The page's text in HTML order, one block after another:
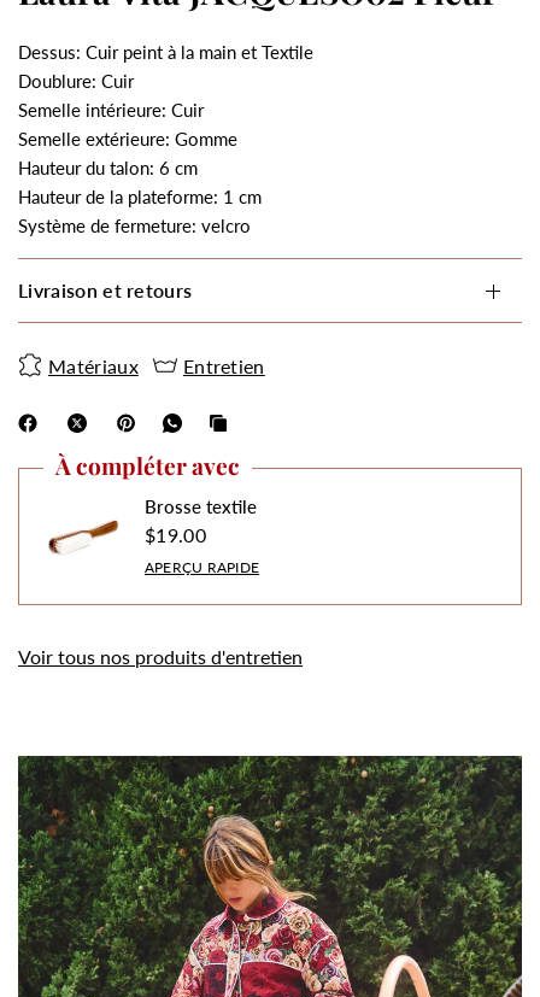
Dessus: Cuir peint à la main et Textile
Doublure: Cuir
Semelle intérieure: Cuir
Semelle extérieure: Gomme
Hauteur du talon: 6 cm
Hauteur de la plateforme: 1 cm
Système de fermeture: velcro
Livraison et retours
Matériaux Entretien
À compléter avec
Brosse textile
$19.00
APERÇU RAPIDE
Voir tous nos produits d'entretien